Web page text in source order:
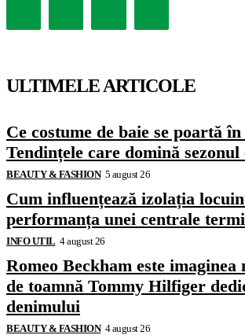
ULTIMELE ARTICOLE
Ce costume de baie se poartă
Tendințele care domină sezonul
BEAUTY & FASHION 5 august 26
Cum influențează izolația
performanța unei centrale
INFO UTIL 4 august 26
Romeo Beckham este
de toamnă Tommy Hilfiger
denimului
BEAUTY & FASHION 4 august 26